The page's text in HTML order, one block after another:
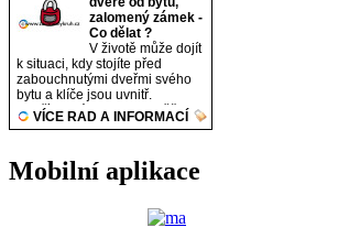
Mobilní aplikace